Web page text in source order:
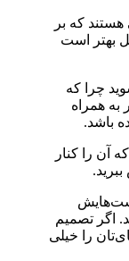
هستند که بر
بهتر است
چرا که
به همراه
باشد.
آن را کنار
اگر تصمیم
را خیلی